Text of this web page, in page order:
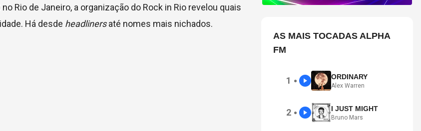
Rio de Janeiro, a organização do Rock in Rio revelou quais
Há desde headlinersaté nomes mais nichados.
AS MAIS TOCADAS ALPHA
FM
1 ● ORDINARY
Alex Warren
2 ● I JUST MIGHT
Bruno Mars